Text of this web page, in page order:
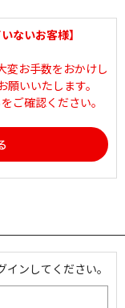
ないお客様】
変お手数をおかけし
いいたします。
をご確認ください。
ンしてください。